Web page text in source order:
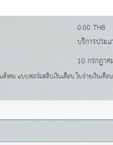
0.00 THB
บริการประ
10 กรกฎา
คม แบบฟอร์มสลิปเงินเดือน ใบจ่ายเงินเดื